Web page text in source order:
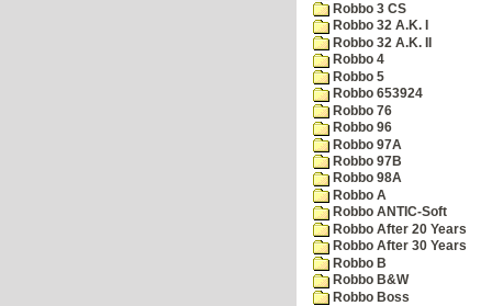
Robbo 3 CS
Robbo 32 A.K. I
Robbo 32 A.K. II
Robbo 4
Robbo 5
Robbo 653924
Robbo 76
Robbo 96
Robbo 97A
Robbo 97B
Robbo 98A
Robbo A
Robbo ANTIC-Soft
Robbo After 20 Years
Robbo After 30 Years
Robbo B
Robbo B&W
Robbo Boss